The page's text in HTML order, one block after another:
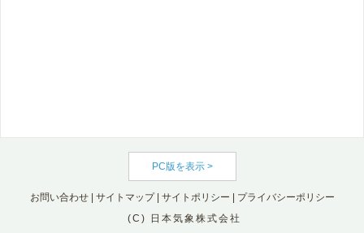
PC版を表示 >
お問い合わせ| サイトマップ| サイトポリシー
プライバシーポリシー
(C) 日本気象株式会社